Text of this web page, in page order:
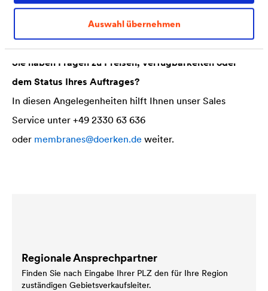
Auswahl übernehmen
oderatabvf@doerken.de.
Sie haben Fragen zu Preisen, Verfügbarkeiten oder
dem Status Ihres Auftrages?
In diesen Angelegenheiten hilft Ihnen unser Sales
Service unter +49 2330 63 636
oder membranes@doerken.de weiter.
Regionale Ansprechpartner
Finden Sie nach Eingabe Ihrer PLZ den für Ihre Region
zuständigen Gebietsverkaufsleiter.